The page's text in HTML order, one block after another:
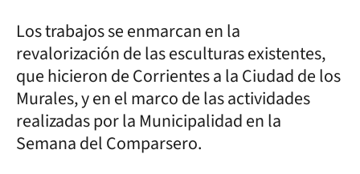
Los trabajos se enmarcan en la
revalorización de las esculturas existentes,
que hicieron de Corrientes a la Ciudad de los
Murales, y en el marco de las actividades
realizadas por la Municipalidad en la
Semana del Comparsero.